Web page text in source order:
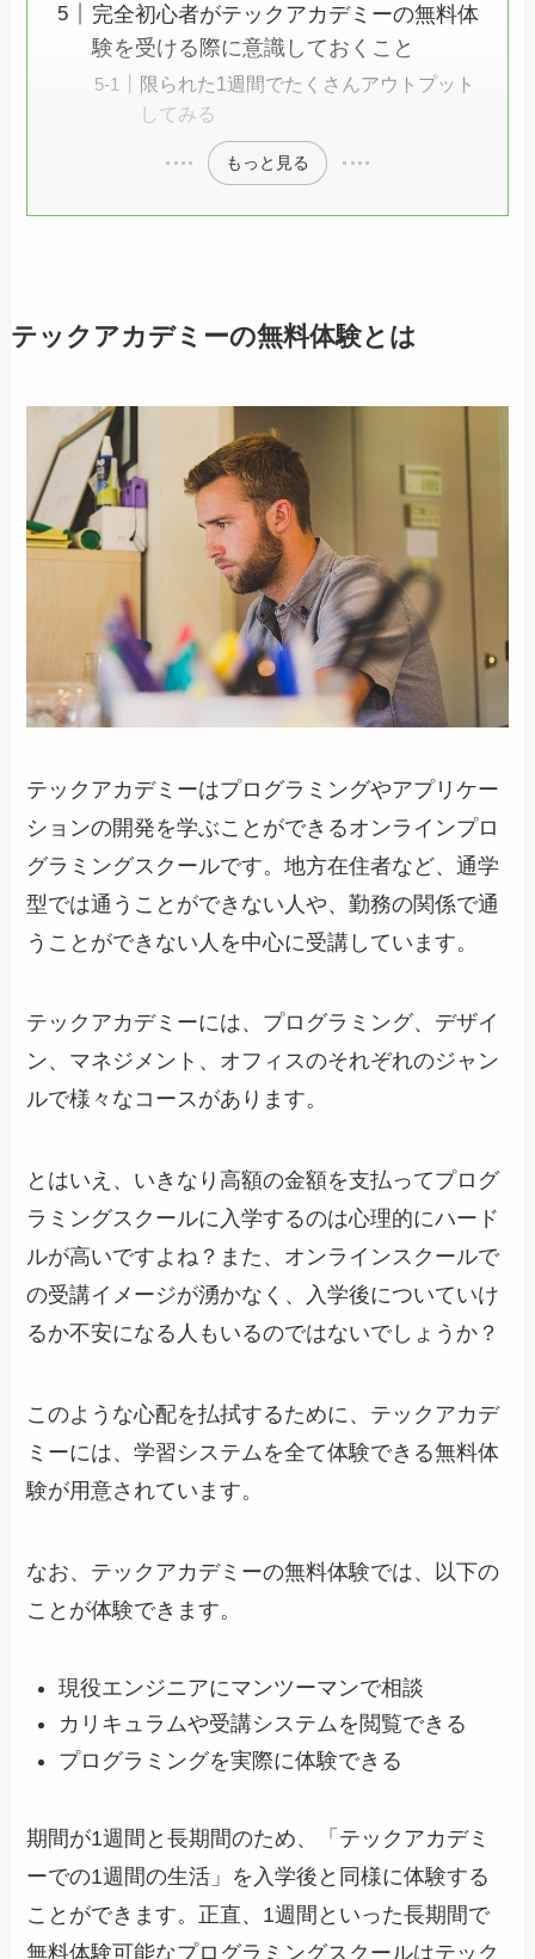
完全初心者がテックアカデミーの無料体
験を受ける際に意識しておくこと
限られた1週間でたくさんアウトプット
してみる
もっと見る
テックアカデミーの無料体験とは
テックアカデミーはプログラミングやアプリケー
ションの開発を学ぶことができるオンラインプロ
グラミングスクールです。地方在住者など、通学
型では通うことができない人や、勤務の関係で通
うことができない人を中心に受講しています。
テックアカデミーには、プログラミング、デザイ
ン、マネジメント、オフィスのそれぞれのジャン
ルで様々なコースがあります。
とはいえ、いきなり高額の金額を支払ってプログ
ラミングスクールに入学するのは心理的にハード
ルが高いですよね？また、オンラインスクールで
の受講イメージが湧かなく、入学後についていけ
るか不安になる人もいるのではないでしょうか？
このような心配を払拭するために、テックアカデ
ミーには、学習システムを全て体験できる無料体
験が用意されています。
なお、テックアカデミーの無料体験では、以下の
ことが体験できます。
現役エンジニアにマンツーマンで相談
カリキュラムや受講システムを閲覧できる
プログラミングを実際に体験できる
期間が1週間と長期間のため、「テックアカデミ
ーでの1週間の生活」を入学後と同様に体験する
ことができます。正直、1週間といった長期間で
無料体験可能なプログラミングスクールはテック